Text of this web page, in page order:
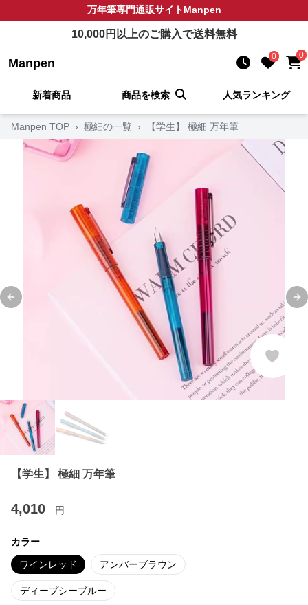
万年筆専門通販サイトManpen
10,000円以上のご購入で送料無料
Manpen 0 0
新着商品 商品を検索 人気ランキング
Manpen TOP › 極細の一覧 › 【学生】 極細 万年筆
Previous slide
【学生】 極細 万年筆
4,010 円
カラー
ワインレッド アンバーブラウン
ディープシーブルー